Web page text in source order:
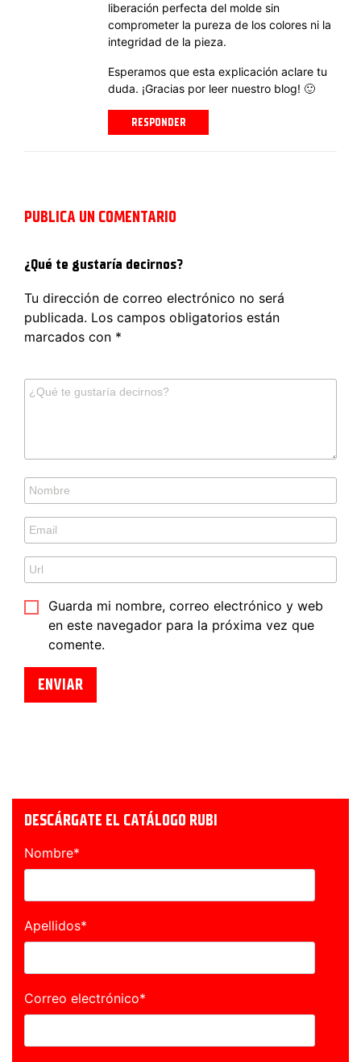
liberación perfecta del molde sin
comprometer la pureza de los colores ni la
integridad de la pieza.
Esperamos que esta explicación aclare tu
duda. ¡Gracias por leer nuestro blog! 🙂
RESPONDER
PUBLICA UN COMENTARIO
¿Qué te gustaría decirnos?
Tu dirección de correo electrónico no será
publicada. Los campos obligatorios están
marcados con *
Guarda mi nombre, correo electrónico y web
en este navegador para la próxima vez que
comente.
DESCÁRGATE EL CATÁLOGO RUBI
Nombre*
Apellidos*
Correo electrónico*